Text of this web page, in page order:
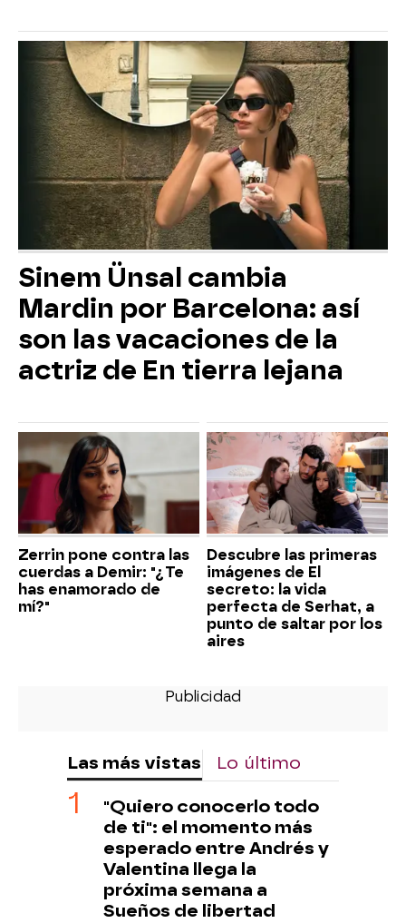
Sinem Ünsal cambia
Mardin por Barcelona: así
son las vacaciones de la
actriz de En tierra lejana
Zerrin pone contra las
cuerdas a Demir: "¿Te
has enamorado de
mí?"
Descubre las primeras
imágenes de El
secreto: la vida
perfecta de Serhat, a
punto de saltar por los
aires
Las más vistas Lo último
"Quiero conocerlo todo
de ti": el momento más
esperado entre Andrés y
Valentina llega la
próxima semana a
Sueños de libertad